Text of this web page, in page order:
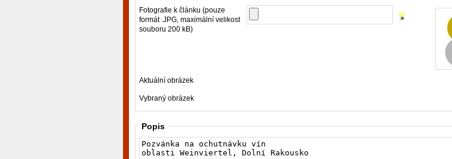
Fotografie k článku (pouze
formát .JPG, maximální velikost
souboru 200 kB)
Aktuální obrázek
Vybraný obrázek
Popis